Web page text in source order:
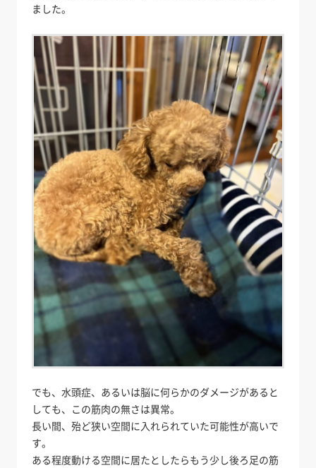
ました。
でも、水頭症、あるいは脳に何らかのダメージがあると
しても、この筋肉の無さは異常。
長い間、殆ど狭い空間に入れられていた可能性が高いで
す。
ある程度動ける空間に居たとしたらもう少し後ろ足の筋